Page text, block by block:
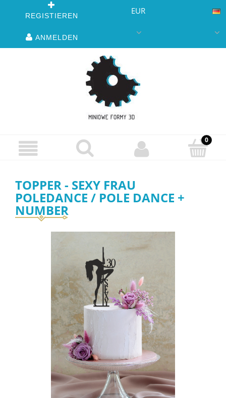
REGISTIEREN
ANMELDEN
EUR
TOPPER - SEXY FRAU
POLEDANCE / POLE DANCE +
NUMBER